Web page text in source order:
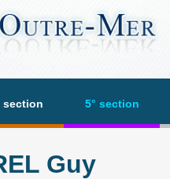
section 5° section
Guy